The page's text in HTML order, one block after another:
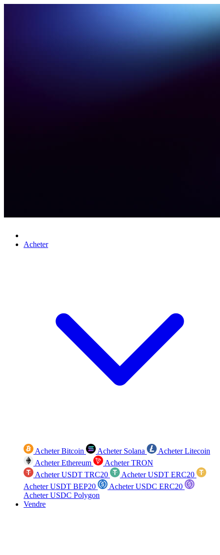
Acheter
Acheter Bitcoin Acheter Solana
Acheter Litecoin
Acheter Ethereum
Acheter TRON
Acheter USDT TRC20
Acheter USDT ERC20
Acheter USDT BEP20
Acheter USDC ERC20
Acheter USDC Polygon
Vendre